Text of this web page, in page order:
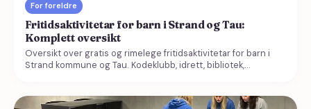
For foreldre
Fritidsaktivitetar for barn i Strand og Tau:
Komplett oversikt
Oversikt over gratis og rimelege fritidsaktivitetar for barn i
Strand kommune og Tau. Kodeklubb, idrett, bibliotek,